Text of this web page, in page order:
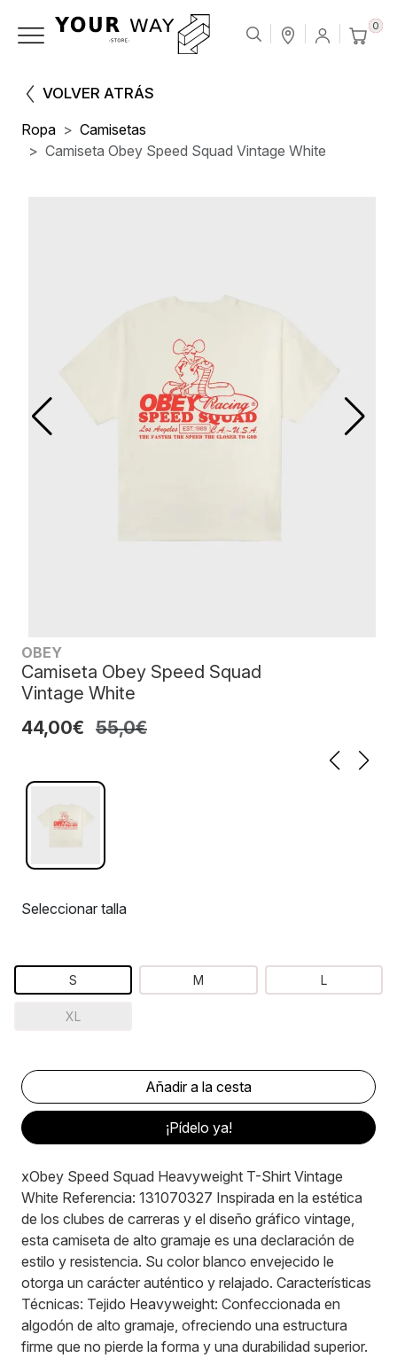
0
VOLVER ATRÁS
Ropa
Camisetas
Camiseta Obey Speed Squad Vintage White
OBEY
Camiseta Obey Speed Squad
Vintage White
44,00€ 55,0€
Seleccionar talla
S M L
XL
¡Pídelo ya!
xObey Speed Squad Heavyweight T-Shirt Vintage
White Referencia: 131070327 Inspirada en la estética
de los clubes de carreras y el diseño gráfico vintage,
esta camiseta de alto gramaje es una declaración de
estilo y resistencia. Su color blanco envejecido le
otorga un carácter auténtico y relajado. Características
Técnicas: Tejido Heavyweight: Confeccionada en
algodón de alto gramaje, ofreciendo una estructura
firme que no pierde la forma y una durabilidad superior.